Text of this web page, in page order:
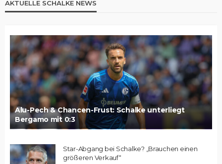
AKTUELLE SCHALKE NEWS
Alu-Pech & Chancen-Frust: Schalke unterliegt
Bergamo mit 0:3
Star-Abgang bei Schalke? „Brauchen einen
größeren Verkauf“